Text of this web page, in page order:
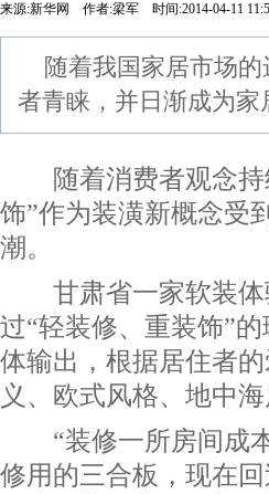
来源:新华网 作者:梁军 时间:2014-04-11
随着我国家居市场
者青睐，并日渐成为家
随着消费者观念持
饰”作为装潢新概念受
潮。
甘肃省一家软装体
过“轻装修、重装饰”
体输出，根据居住者
义、欧式风格、地中海
“装修一所房间成本
修用的三合板，现在